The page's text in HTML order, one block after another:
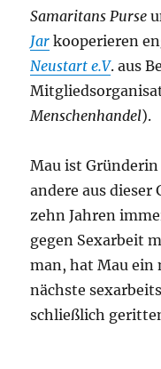
Samaritans Purse
Jar kooperieren
Neustart e.V. aus
Menschenhandel).
Mau ist
andere aus
zehn Jahren
gegen Sexarbeit
man, hat Mau ein
nächste
schließlich